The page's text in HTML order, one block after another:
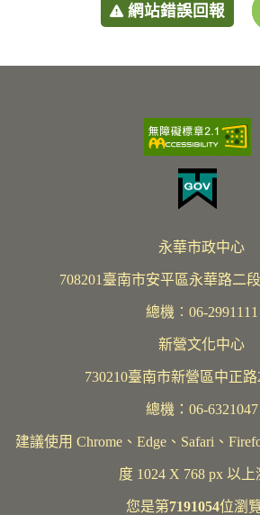
網站錯誤回報
永華市政中心
708201臺南市安平區永華路二
總機︰06-2991111
新營文化中心
730210臺南市新營區中正路
總機：06-6321047
建議使用 Chrome、Edge、Safari、
度 1024 X 768 px 以上
您是第7191054位瀏